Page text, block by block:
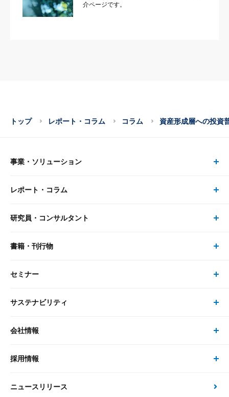
介ページです。
トップ レポート・コラム コラム 資産形成層への投資
事業・ソリューション
事業・ソリューション トップ
リサーチ
大和総研の強み
先端テクノロジーに基づく新たな価値の創出
レポート・コラム
レポート・コラム トップ
最新のレポート・コラム
政策分析
研究員・コンサルタント
研究員・コンサルタント トップ
研究員
書籍・刊行物
書籍・刊行物 トップ
書籍
セミナー
セミナー トップ
現在受付中のセミナー・イベント
サステナビリティ
サステナビリティの取り組み
次世代社会への貢献
会社情報
会社情報 トップ
会社概要・役員一覧
採用情報
採用情報 トップ
ニュースリリース